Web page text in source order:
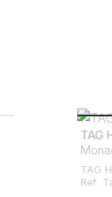
TAG
TAG
Ref: